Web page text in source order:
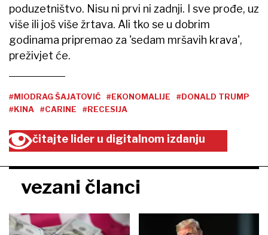
poduzetništvo. Nisu ni prvi ni zadnji. I sve prođe, uz
više ili još više žrtava. Ali tko se u dobrim
godinama pripremao za 'sedam mršavih krava',
preživjet će.
#MIODRAG ŠAJATOVIĆ #EKONOMALIJE
#DONALD TRUMP
#KINA
#CARINE #RECESIJA
čitajte lider u digitalnom izdanju
vezani članci